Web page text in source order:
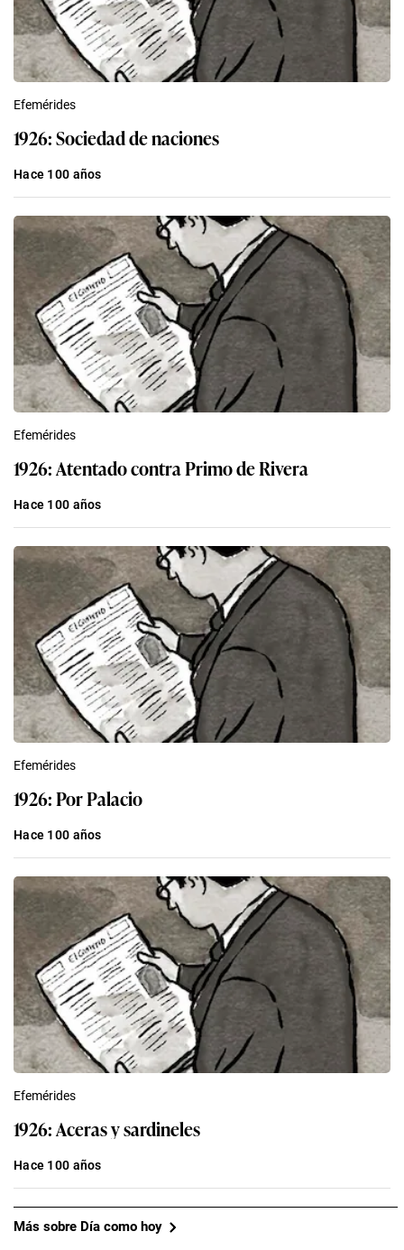
Efemérides
1926: Sociedad de naciones
Hace 100 años
Efemérides
1926: Atentado contra Primo de Rivera
Hace 100 años
Efemérides
1926: Por Palacio
Hace 100 años
Efemérides
1926: Aceras y sardineles
Hace 100 años
Más sobre Día como hoy